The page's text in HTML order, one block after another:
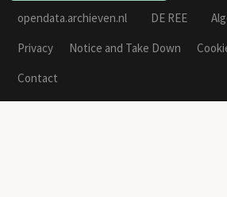
opendata.archieven.nl DE REE
Privacy
Notice and Take Down
Contact